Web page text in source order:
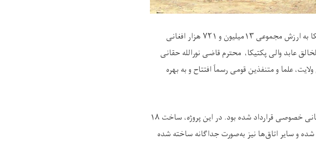
پروژه اعمار و ساختمان تعمیر اداری ریاست فوایدعامه ولایت پکتیکا به ارزش مجموعی ۱۳میلیون و ۷۲۱ هزار افغانی
عابد والی پکتیکا، محترم قاضی نورالله حقانی
علما و متنفذین قومی رسماً افتتاح و به بهره
کار ساخت این تعمیر میان وزارت فواید عامه و یک شرکت ساختمانی خصوصی قرارداد شده بود. در این پروژه، ساخت ۱۸
در دو طبقه اعمار شده و سایر اتاق‌ها نیز به‌صورت جداگانه ساخته شده